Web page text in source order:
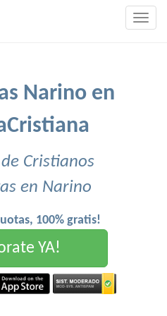
Narino en
Cristianos
en Narino
100% gratis!
YA!